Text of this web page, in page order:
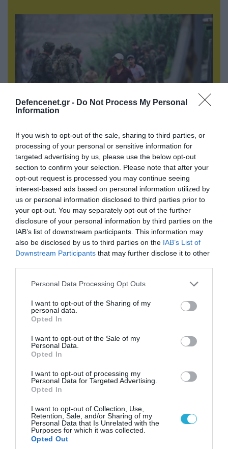
Defencenet.gr - Do Not Process My Personal
Information
If you wish to opt-out of the sale, sharing to third parties, or
processing of your personal or sensitive information for
targeted advertising by us, please use the below opt-out
section to confirm your selection. Please note that after your
opt-out request is processed you may continue seeing
interest-based ads based on personal information utilized by
us or personal information disclosed to third parties prior to
your opt-out. You may separately opt-out of the further
disclosure of your personal information by third parties on the
IAB’s list of downstream participants. This information may
also be disclosed by us to third parties on the IAB’s List of
Downstream Participants that may further disclose it to other
Please note that this website/app uses one or more Google
not limited to your visit or usage behaviour. You may click to
grant or deny consent to Google and its third-party tags to
use your data for below specified purposes in below Google
consent section.
Personal Data Processing Opt Outs
I want to opt-out of the Sharing of my
personal data.
Opted In
I want to opt-out of the Sale of my
Personal Data.
Opted In
I want to opt-out of processing my
Personal Data for Targeted Advertising.
Opted In
I want to opt-out of Collection, Use,
Retention, Sale, and/or Sharing of my
Personal Data that Is Unrelated with the
Purposes for which it was collected.
Opted Out
06.08.2026 | 09:03
Μαροκινός παράνομος μετανάστης επιτέθηκε
σε 42χρονη σε στάση Τραμ στην Ισπανία και
απείλησε ότι θα την κακοποιήσει!
05.08.2026 | 22:02
Αδειάζουν το Κραματόρσκ οι Ουκρανοί:
Έκτακτη εκκένωση στην πόλη μετά την
αιφνιδιαστική προώθηση των Ρώσων (βίντεο)